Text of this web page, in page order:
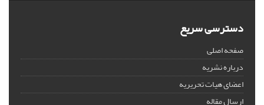
دسترسی سریع
صفحه اصلی
درباره نشریه
اعضای هیات تحریریه
ارسال مقاله